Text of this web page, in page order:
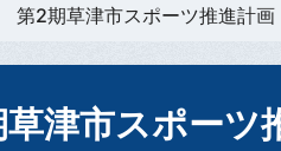
第2期草津市スポーツ推進計
津市スポーツ